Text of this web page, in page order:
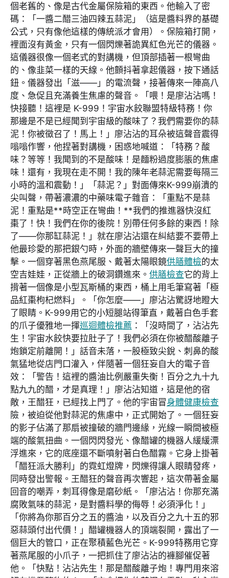
個老舊的、像是古代金屬保險箱的東西。他輸入了密
碼：「一醬二醋三油四辣五蒜泥」（這是醬料界的基礎
公式，只有像他這樣的傳統派才會用）。保險箱打開，
裡面沒有黃金，只有一個閃爍著詭異紅色光芒的儀器。
這儀器很像一個老式的對講機，但頂部插著一根彎曲
的、像韭菜一樣的天線。他顫抖著拿起儀器，按下通話
鈕。儀器發出「滋——」的電流聲，接著傳來一陣高八
度、急促且充滿養生焦慮的聲音。「喂！是廖沾沾嗎！
快接聽！這裡是 K-999！宇宙水餃聯盟特級特務！你
那邊是不是已經聞到宇宙級的酸味了？我們需要你的蒜
泥！你被徵召了！馬上！」廖沾沾的耳朵被這聲音震得
嗡嗡作響，他捏著對講機，困惑地喊道：「特務？酸
味？等等！我聞到的不是酸味！是麵粉過度膨脹的焦慮
味！還有，我現在走不開！我的陳年老蒜泥需要每隔三
小時的溫和震動！」「蒜泥？」對面傳來K-999崩潰的
尖叫聲，帶著濃濃的中藥味電子雜音：「重點不是蒜
泥！重點是**時空正在彎曲！**我們的推進器快沒紅
棗了！快！我們在你的後院！別帶任何多餘的東西！除
了——你那缸蒜泥！」就在廖沾沾還在糾結要不要帶上
他最珍愛的那把銀勺時，外面的牆壁傳來一聲巨大的撞
擊。一個穿著黑色燕尾服、戴著太陽眼鏡供膳體檢的太
空吉娃娃，正從牆上的破洞鑽進來。 供膳檢查它的背上
揹著一個像是小型瓦斯桶的東西，桶上用毛筆寫著「極
品紅棗枸杞燃料」。「你怎麼——」廖沾沾驚訝地瞪大
了眼睛。K-999用它的小短腿站得筆直，戴著白色手套
的爪子優雅地一揮巡迴體檢推薦 ：「沒時間了，沾沾先
生！宇宙水餃快要拉肚子了！我們必須在你被醋酸離子
炮鎖定前離開！」話音未落，一股極致尖銳、刺鼻的酸
氣猛地從店門口灌入，伴隨著一個狂妄自大的電子音
效：「警告！這裡的醬油比例嚴重失衡！百分之九十九
點九九的醋，才是真理！」廖沾沾知道，這是他的宿
敵，王醋狂，已經找上門了。他的宇宙冒身體健康檢查
險，被迫從他對蒜泥的焦慮中，正式開始了。一個狂妄
的影子佔滿了那扇被撞破的牆門邊緣，光線一瞬間被極
端的酸氣扭曲。一個閃閃發光、像醋罐的機器人緩緩漂
浮進來，它的底座還不斷噴射著白色醋霧。它身上掛著
「醋狂派大勝利」的霓虹燈牌，閃爍得讓人眼睛發疼，
同時發出警報。王醋狂的聲音再次響起，這次帶著金屬
回音的嘲弄，刺耳得像是磨砂紙。「廖沾沾！你那充滿
腐敗氣味的蒜泥，是對醬料學的侮辱！必須淨化！」
「你將為你那百分之五的醬油，以及百分之九十五的邪
惡蒜頭付出代價！」醋罐機器人的頂端裂開，露出了一
個巨大的管口，正在聚積藍色光芒。K-999特務用它穿
著燕尾服的小爪子，一把抓住了廖沾沾的褲腳催促著
他。「快點！沾沾先生！那是醋酸離子炮！專門用來溶